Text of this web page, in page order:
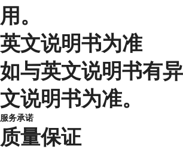
用。
英文说明书为准
如与英文说明书有
文说明书为准。
服务承诺
质量保证